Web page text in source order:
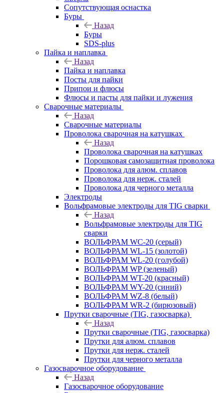
Сопутствующая оснастка
Буры
Назад
Буры
SDS-plus
Пайка и наплавка
Назад
Пайка и наплавка
Посты для пайки
Припои и флюсы
Флюсы и пасты для пайки и лужения
Сварочные материалы
Назад
Сварочные материалы
Проволока сварочная на катушках
Назад
Проволока сварочная на катушках
Порошковая самозащитная проволока
Проволока для алюм. сплавов
Проволока для нерж. сталей
Проволока для черного металла
Электроды
Вольфрамовые электроды для TIG сварки
Назад
Вольфрамовые электроды для TIG
сварки
ВОЛЬФРАМ WC-20 (серый)
ВОЛЬФРАМ WL-15 (золотой)
ВОЛЬФРАМ WL-20 (голубой)
ВОЛЬФРАМ WP (зеленый)
ВОЛЬФРАМ WT-20 (красный)
ВОЛЬФРАМ WY-20 (синий)
ВОЛЬФРАМ WZ-8 (белый)
ВОЛЬФРАМ WR-2 (бирюзовый)
Прутки сварочные (TIG, газосварка)
Назад
Прутки сварочные (TIG, газосварка)
Прутки для алюм. сплавов
Прутки для нерж. сталей
Прутки для черного металла
Газосварочное оборудование
Назад
Газосварочное оборудование